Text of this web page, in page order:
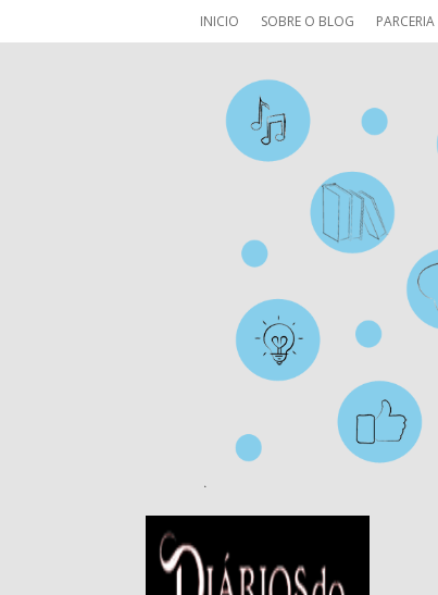
INICIO SOBRE O BLOG PARCERIA